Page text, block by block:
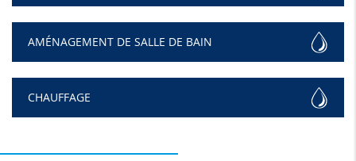
AMÉNAGEMENT DE SALLE DE BAIN
CHAUFFAGE